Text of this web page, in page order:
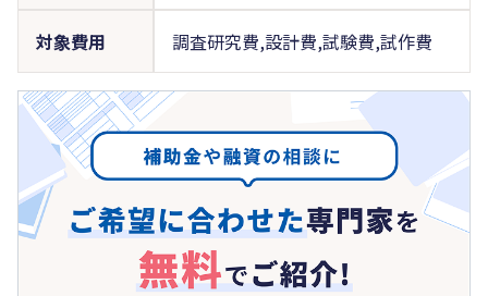
対象費用 調査研究費,設計費,試験費,試作費